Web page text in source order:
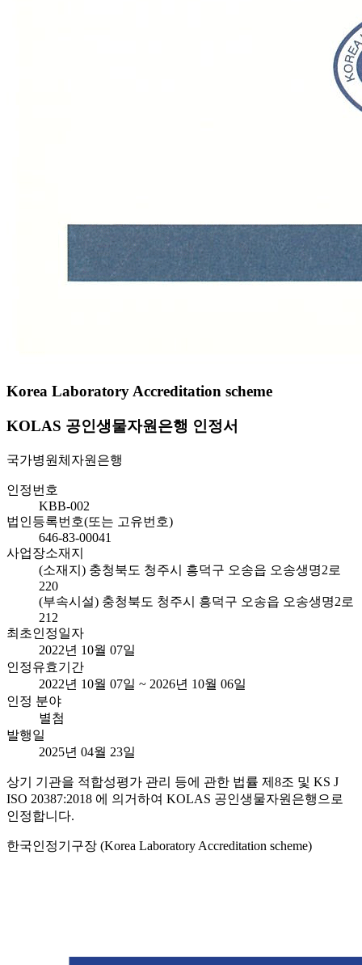
Korea Laboratory Accreditation scheme
KOLAS 공인생물자원은행 인정서
국가병원체자원은행
인정번호
KBB-002
법인등록번호(또는 고유번호)
646-83-00041
사업장소재지
(소재지) 충청북도 청주시 흥덕구 오송읍 오송생명2로
220
(부속시설) 충청북도 청주시 흥덕구 오송읍 오송생명2로
212
최초인정일자
2022년 10월 07일
인정유효기간
2022년 10월 07일 ~ 2026년 10월 06일
인정 분야
별첨
발행일
2025년 04월 23일
상기 기관을 적합성평가 관리 등에 관한 법률 제8조 및 KS J
ISO 20387:2018 에 의거하여 KOLAS 공인생물자원은행으로
인정합니다.
한국인정기구장 (Korea Laboratory Accreditation scheme)